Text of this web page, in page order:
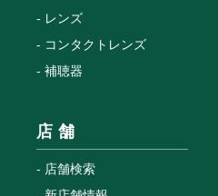
レンズ
コンタクトレンズ
補聴器
店 舗
店舗検索